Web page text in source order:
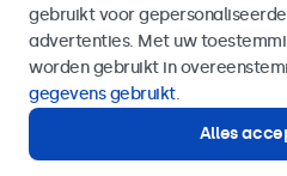
Of bel ons op
Hulp of advies nodig?
Direct contact met een specialist.
gebruikt voor
advertenties. Met uw
worden gebruikt in
gegevens gebruikt.
Alles